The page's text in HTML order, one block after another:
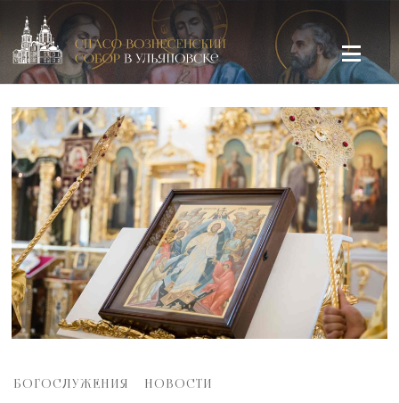
Спасо-Вознесенский кафедральный собор в Ульяновске
БОГОСЛУЖЕНИЯ НОВОСТИ